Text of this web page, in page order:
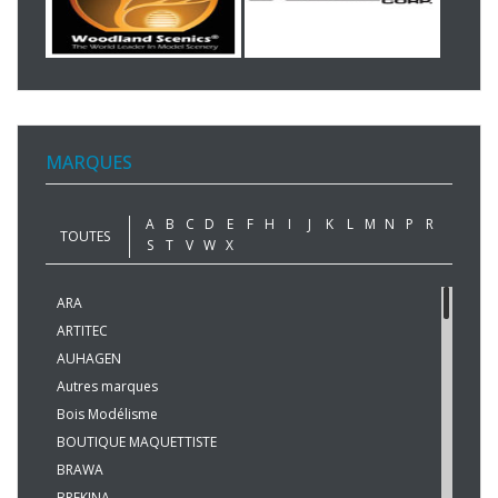
MARQUES
TOUTES
A B C D E F H I J K L M N P
R
S
T V W X
ARA
ARTITEC
AUHAGEN
Autres marques
Bois Modélisme
BOUTIQUE MAQUETTISTE
BRAWA